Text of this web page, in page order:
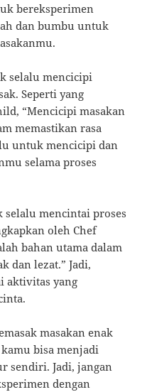
bereksperimen
dan bumbu untuk
selalu mencicipi
Seperti yang
“Mencicipi masakan
memastikan rasa
untuk mencicipi dan
selama proses
mencintai proses
oleh Chef
bahan utama dalam
dan lezat.” Jadi,
aktivitas yang
masakan enak
bisa menjadi
sendiri. Jadi, jangan
dengan